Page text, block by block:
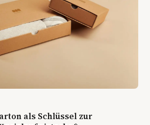
als Schlüssel zur